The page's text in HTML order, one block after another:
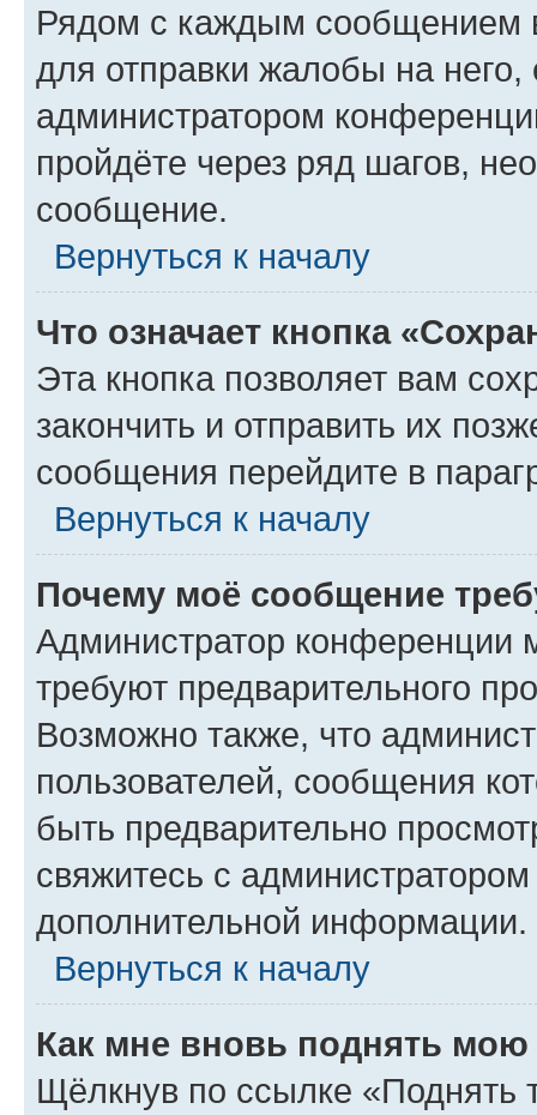
Рядом с каждым сообщением
для отправки жалобы на
администратором
пройдёте через ряд шагов,
сообщение.
Вернуться к началу
Что означает кнопка
Эта кнопка позволяет вам
закончить и отправить их
сообщения перейдите в
Вернуться к началу
Почему моё сообщение
Администратор конференции
требуют предварительного
Возможно также, что
пользователей, сообщения
быть предварительно
свяжитесь с
дополнительной информации.
Вернуться к началу
Как мне вновь поднять мою
Щёлкнув по ссылке «Поднять